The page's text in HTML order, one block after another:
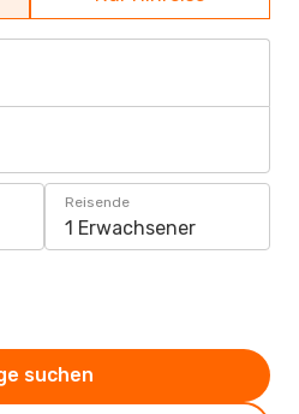
Reisende
1 Erwachsener
suchen